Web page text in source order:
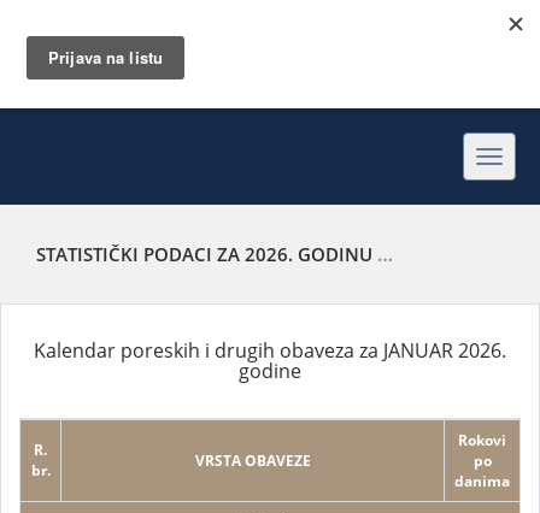
STATISTIČKI PODACI ZA 2026. GODINU
Kalendar poreskih i drugih obaveza za JANUAR 2026.
godine
R.
br.
VRSTA OBAVEZE
Rokovi
po
danima